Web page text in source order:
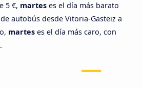
5 €, martes es el día más barato
autobús desde Vitoria-Gasteiz a
martes es el día más caro, con